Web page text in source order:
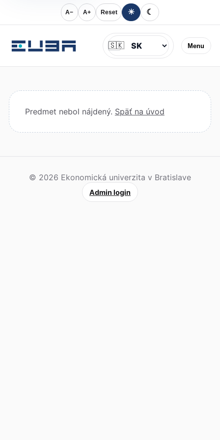
A− A+ Reset ☀ ☾
Menu
Jazyk
🇸🇰
Predmet nebol nájdený. Späť na úvod
© 2026 Ekonomická univerzita v Bratislave
Admin login